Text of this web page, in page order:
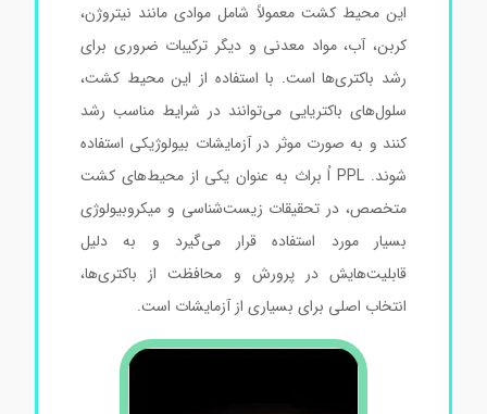
این محیط کشت معمولاً شامل موادی مانند نیتروژن،
کربن، آب، مواد معدنی و دیگر ترکیبات ضروری برای
رشد باکتری‌ها است. با استفاده از این محیط کشت،
سلول‌های باکتریایی می‌توانند در شرایط مناسب رشد
کنند و به صورت موثر در آزمایشات بیولوژیکی استفاده
شوند. PPL اُ براث به عنوان یکی از محیط‌های کشت
متخصص، در تحقیقات زیست‌شناسی و میکروبیولوژی
بسیار مورد استفاده قرار می‌گیرد و به دلیل
قابلیت‌هایش در پرورش و محافظت از باکتری‌ها،
انتخاب اصلی برای بسیاری از آزمایشات است.